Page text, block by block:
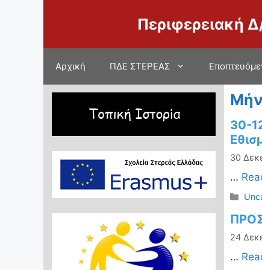
Περιφερειακή
Αρχική ΠΔΕ ΣΤΕΡΕΑΣ
30-
30
…
24
…